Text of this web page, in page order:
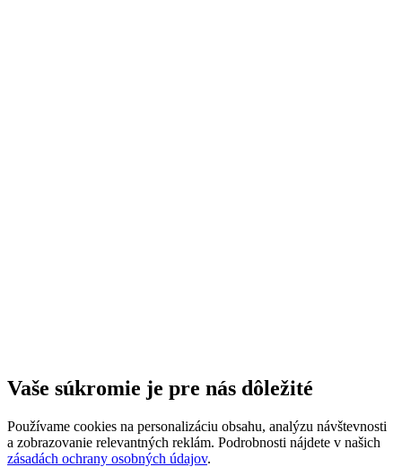
Vaše súkromie je pre nás dôležité
Používame cookies na personalizáciu obsahu, analýzu návštevnosti
a zobrazovanie relevantných reklám. Podrobnosti nájdete v našich
zásadách ochrany osobných údajov.